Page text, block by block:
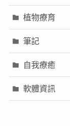
植物療育
筆記
自我療癒
軟體資訊